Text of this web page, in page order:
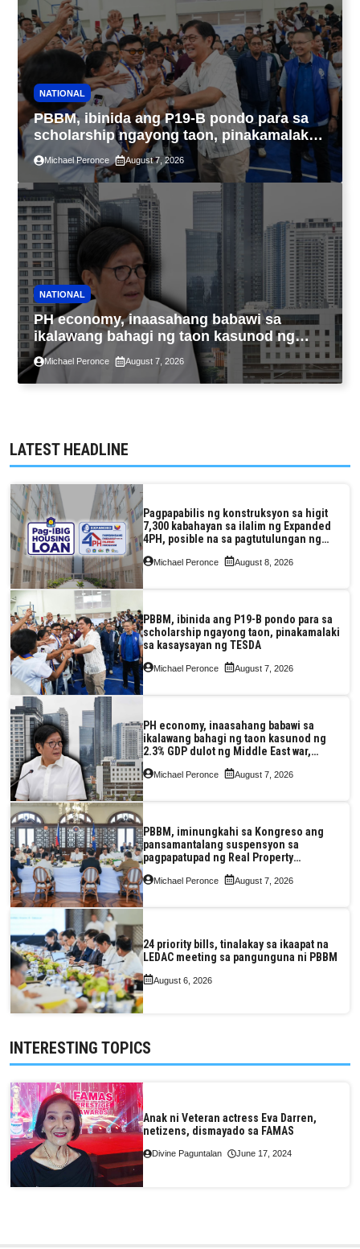
NATIONAL
PBBM, ibinida ang P19-B pondo para sa
scholarship ngayong taon, pinakamalaki
sa kasaysayan ng TESDA
Michael Peronce August 7, 2026
NATIONAL
PH economy, inaasahang babawi sa
ikalawang bahagi ng taon kasunod ng
2.3% GDP dulot ng Middle East war,
pagkaantala ng public construction
Michael Peronce August 7, 2026
LATEST HEADLINE
Pagpapabilis ng konstruksyon sa higit
7,300 kabahayan sa ilalim ng Expanded
4PH, posible na sa pagtutulungan ng
Pag-IBIG at P.A. Alvarez
Michael Peronce August 8, 2026
PBBM, ibinida ang P19-B pondo para sa
scholarship ngayong taon, pinakamalaki
sa kasaysayan ng TESDA
Michael Peronce August 7, 2026
PH economy, inaasahang babawi sa
ikalawang bahagi ng taon kasunod ng
2.3% GDP dulot ng Middle East war,
pagkaantala ng public construction
Michael Peronce August 7, 2026
PBBM, iminungkahi sa Kongreso ang
pansamantalang suspensyon sa
pagpapatupad ng Real Property
Valuation and Assessment Reform Act
Michael Peronce August 7, 2026
24 priority bills, tinalakay sa ikaapat na
LEDAC meeting sa pangunguna ni PBBM
August 6, 2026
INTERESTING TOPICS
Anak ni Veteran actress Eva Darren,
netizens, dismayado sa FAMAS
Divine Paguntalan June 17, 2024